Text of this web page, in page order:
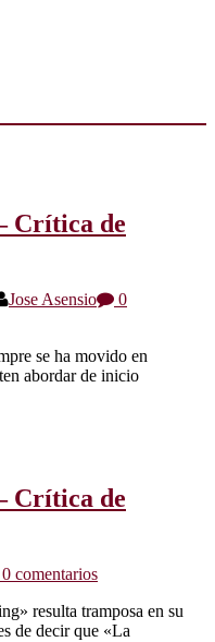
Crítica de
Jose Asensio
0
se ha movido en
abordar de inicio
Crítica de
0 comentarios
resulta tramposa en su
de decir que «La